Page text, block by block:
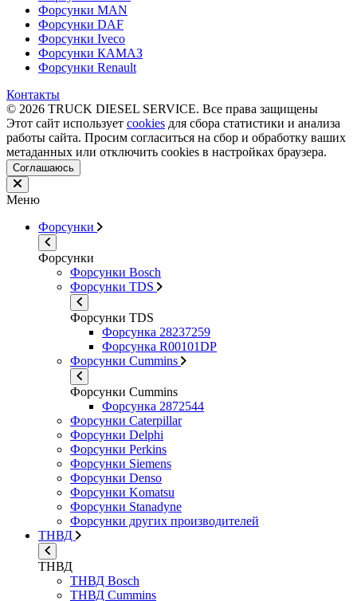
Форсунки MAN
Форсунки DAF
Форсунки Iveco
Форсунки КАМАЗ
Форсунки Renault
Контакты
© 2026 TRUCK DIESEL SERVICE. Все права защищены
Этот сайт использует cookies для сбора статистики и анализа
работы сайта. Просим согласиться на сбор и обработку ваших
метаданных или отключить cookies в настройках браузера.
Соглашаюсь
Меню
Форсунки
Форсунки
Форсунки Bosch
Форсунки TDS
Форсунки TDS
Форсунка 28237259
Форсунка R00101DP
Форсунки Cummins
Форсунки Cummins
Форсунка 2872544
Форсунки Caterpillar
Форсунки Delphi
Форсунки Perkins
Форсунки Siemens
Форсунки Denso
Форсунки Komatsu
Форсунки Stanadyne
Форсунки других производителей
ТНВД
ТНВД
ТНВД Bosch
ТНВД Cummins